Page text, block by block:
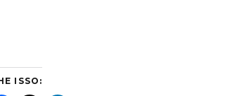
ISSO: